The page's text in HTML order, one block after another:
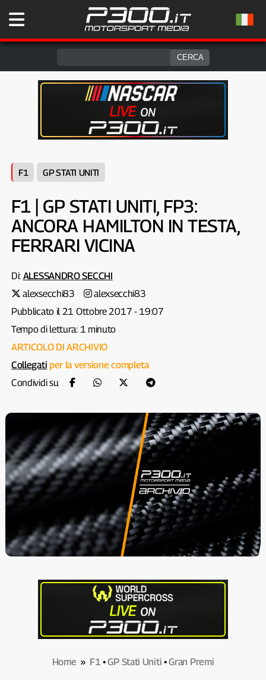
F1 GP STATI UNITI
F1 | GP STATI UNITI, FP3:
ANCORA HAMILTON IN TESTA,
FERRARI VICINA
Di: ALESSANDRO SECCHI
alexsecchi83
alexsecchi83
Pubblicato il 21 Ottobre 2017 - 19:07
Tempo di lettura: 1 minuto
ARTICOLO DI ARCHIVIO
Collegati per la versione completa
Condividi su
Home » F1•GP Stati Uniti •Gran Premi